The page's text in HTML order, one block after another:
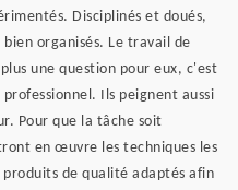
Disciplinés et doués,
organisés. Le travail de
une question pour eux, c'est
Ils peignent aussi
Pour que la tâche soit
en œuvre les techniques les
de qualité adaptés afin